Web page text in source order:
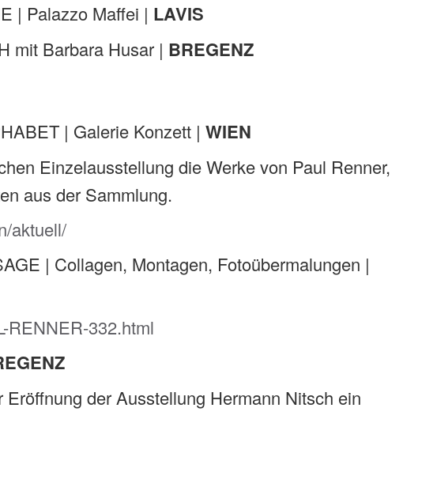
| Palazzo Maffei | LAVIS
mit Barbara Husar | BREGENZ
| Galerie Konzett |WIEN
Einzelausstellung die Werke von Paul Renner,
aus der Sammlung.
aktuell/
| Collagen, Montagen, Fotoübermalungen |
RENNER-332.html
der Ausstellung Hermann Nitsch ein